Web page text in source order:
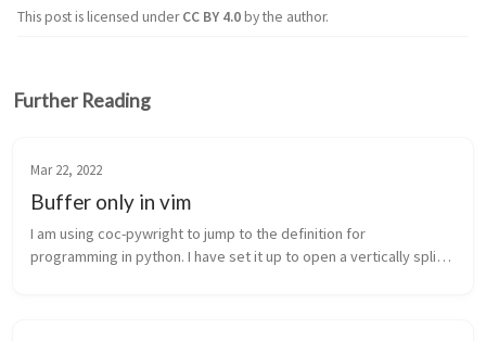
This post is licensed underCC BY 4.0by the author.
Further Reading
Mar 22, 2022
Buffer only in vim
I am using coc-pywright to jump to the definition for
programming in python. I have set it up to open a vertically split